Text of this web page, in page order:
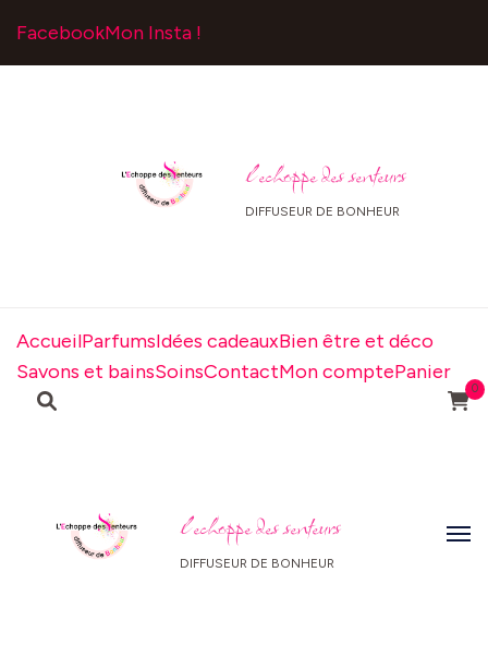
FacebookMon Insta !
l echoppe des senteurs
DIFFUSEUR DE BONHEUR
AccueilParfumsIdées cadeauxBien être et déco
Savons et bainsSoinsContactMon comptePanier
0
l echoppe des senteurs
DIFFUSEUR DE BONHEUR